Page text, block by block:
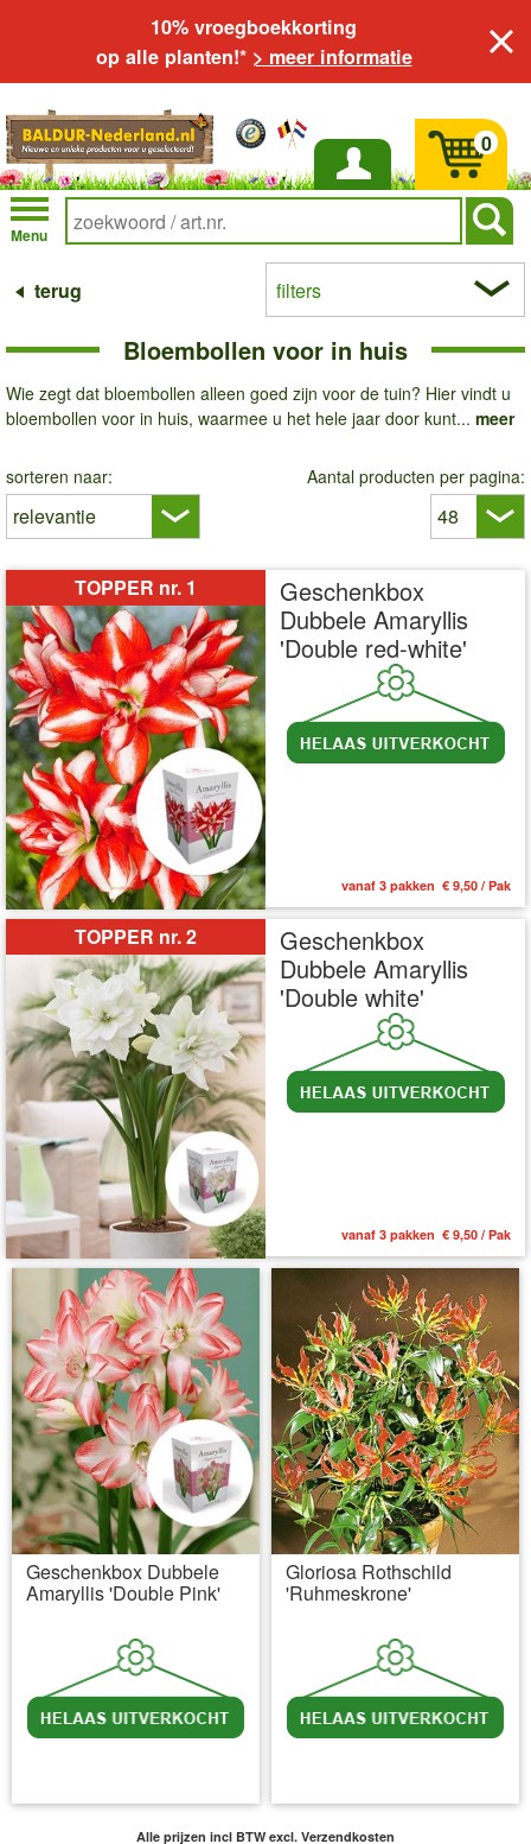
10% vroegboekkorting
op alle planten!* > meer informatie
Inloggen
Menu
0
terug filters
Bloembollen voor in huis
Wie zegt dat bloembollen alleen goed zijn voor de tuin? Hier vindt u
bloembollen voor in huis, waarmee u het hele jaar door kunt... meer
sorteren naar: Aantal producten per pagina:
TOPPER nr. 1
Geschenkbox
Dubbele Amaryllis
'Double red-white'
vanaf 3 pakken € 9,50 / Pak
TOPPER nr. 2
Geschenkbox
Dubbele Amaryllis
'Double white'
vanaf 3 pakken € 9,50 / Pak
Geschenkbox Dubbele
Amaryllis 'Double Pink'
Gloriosa Rothschild
'Ruhmeskrone'
Alle prijzen incl BTW excl. Verzendkosten